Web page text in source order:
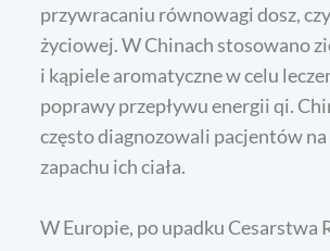
przywracaniu równowagi dosz,
życiowej. W Chinach stosowano
i kąpiele aromatyczne w celu
poprawy przepływu energii qi.
często diagnozowali pacjentów
zapachu ich ciała.
W Europie, po upadku Cesarstwa